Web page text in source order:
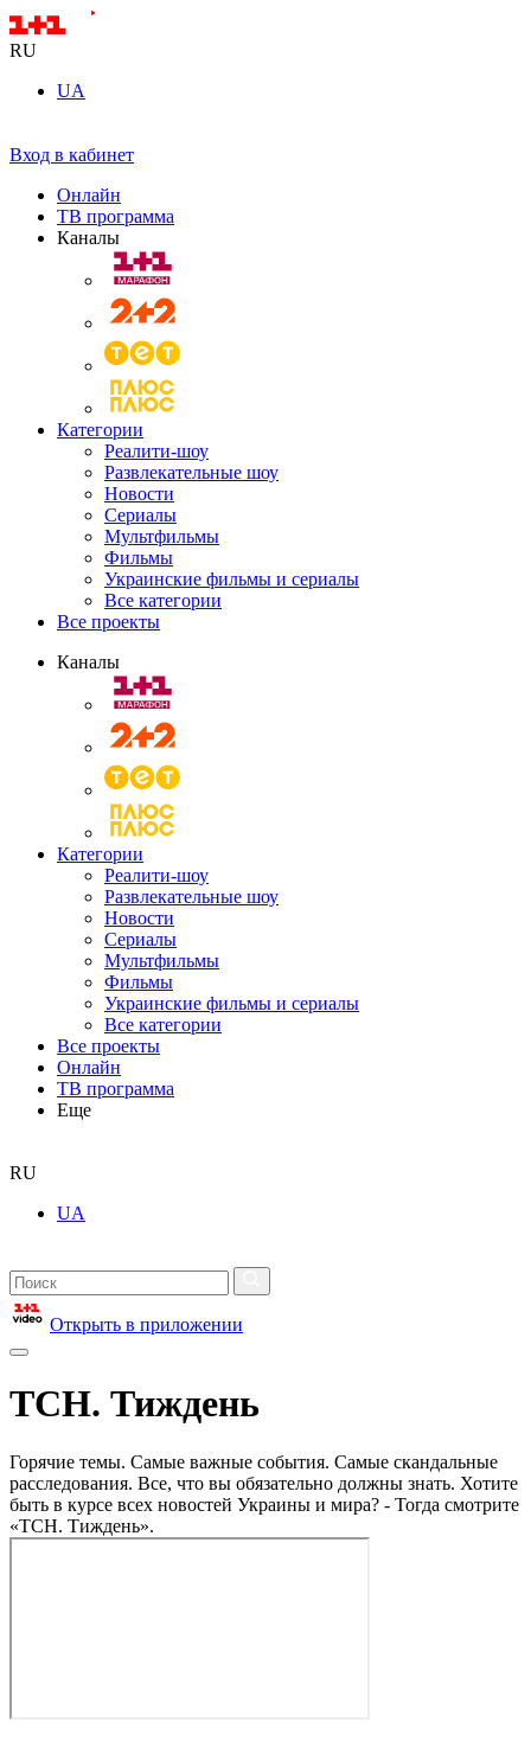
RU
UA
Вход в кабинет
Онлайн
ТВ программа
Каналы
Категории
Реалити-шоу
Развлекательные шоу
Новости
Сериалы
Мультфильмы
Фильмы
Украинские фильмы и сериалы
Все категории
Все проекты
Каналы
Категории
Реалити-шоу
Развлекательные шоу
Новости
Сериалы
Мультфильмы
Фильмы
Украинские фильмы и сериалы
Все категории
Все проекты
Онлайн
ТВ программа
Еще
RU
UA
Открыть в приложении
ТСН. Тиждень
Горячие темы. Самые важные события. Самые скандальные
расследования. Все, что вы обязательно должны знать. Хотите
быть в курсе всех новостей Украины и мира? - Тогда смотрите
«ТСН. Тиждень».